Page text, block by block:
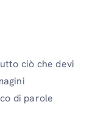
ciò che devi
di parole